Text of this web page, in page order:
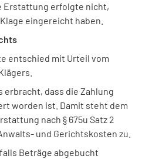
Erstattung erfolgte nicht,
eingereicht haben.
entschied mit Urteil vom
erbracht, dass die Zahlung
worden ist. Damit steht dem
nach § 675u Satz 2
und Gerichtskosten zu.
Beträge abgebucht